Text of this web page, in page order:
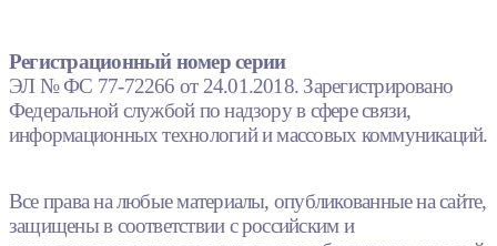
Регистрационный номер серии
ЭЛ № ФС 77-72266 от 24.01.2018. Зарегистрировано
Федеральной службой по надзору в сфере связи,
информационных технологий и массовых коммуникаций.
Все права на любые материалы, опубликованные на сайте,
защищены в соответствии с российским и